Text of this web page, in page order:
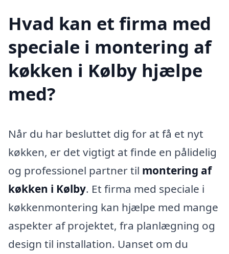
Hvad kan et firma med
speciale i montering af
køkken i Kølby hjælpe
med?
Når du har besluttet dig for at få et nyt
køkken, er det vigtigt at finde en pålidelig
og professionel partner til montering af
køkken i Kølby. Et firma med speciale i
køkkenmontering kan hjælpe med mange
aspekter af projektet, fra planlægning og
design til installation. Uanset om du